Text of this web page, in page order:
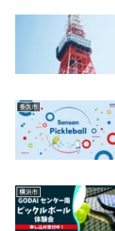
多久市
横浜市